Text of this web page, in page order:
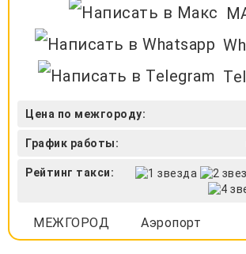
Цена по межгороду:
График работы:
Рейтинг такси:
МЕЖГОРОД Аэропорт